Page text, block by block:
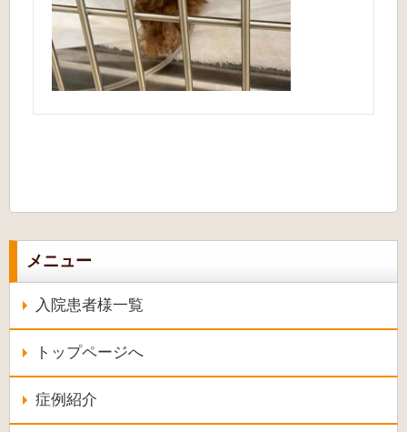
メニュー
入院患者様一覧
トップページへ
症例紹介